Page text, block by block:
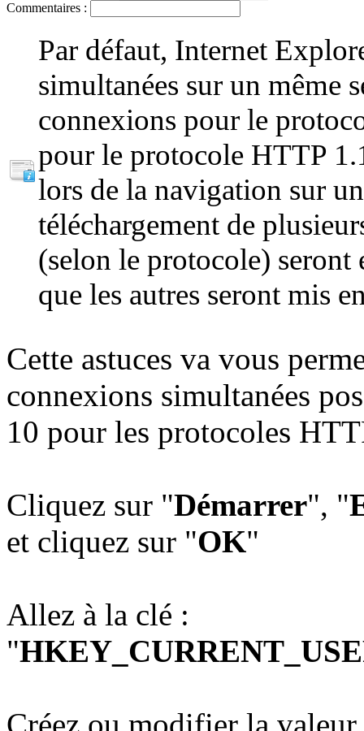
Commentaires :
Par défaut, Internet
simultanées sur un même
connexions pour le
pour le protocole HTTP
lors de la navigation sur
téléchargement de
(selon le protocole) seront
que les autres seront mis
Cette astuces va vous
connexions simultanées
10 pour les protocoles
Cliquez sur "Démarrer", "
et cliquez sur "OK"
Allez à la clé :
"